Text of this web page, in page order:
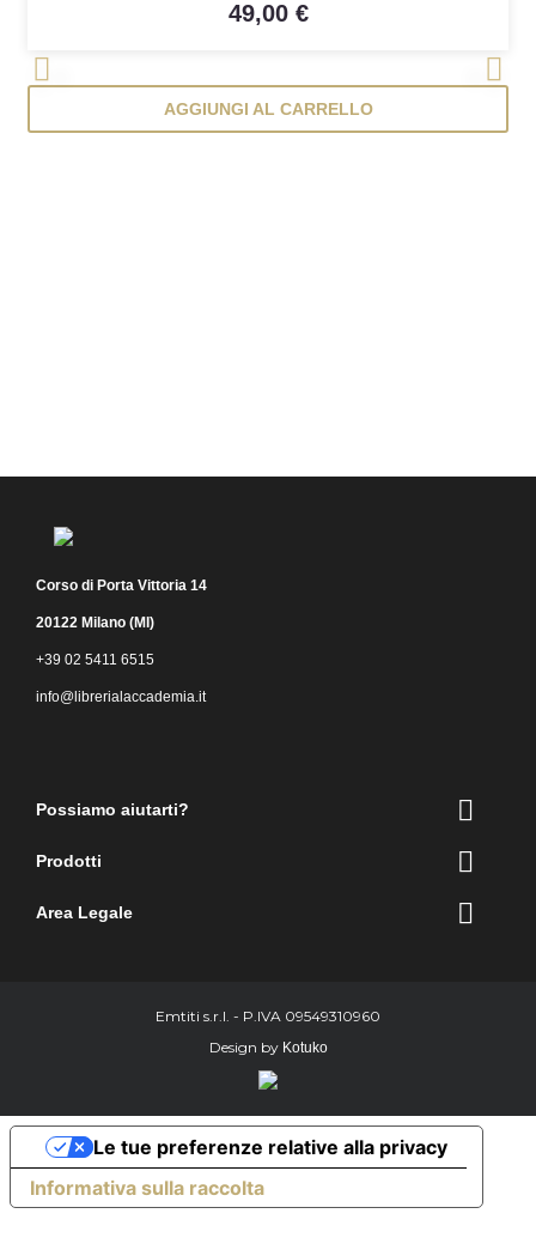
49,00 €
AGGIUNGI AL CARRELLO
Corso di Porta Vittoria 14
20122 Milano (MI)
+39 02 5411 6515
info@librerialaccademia.it
Possiamo aiutarti? 
Prodotti 
Area Legale 
Emtiti s.r.l. - P.IVA 09549310960
Design by Kotuko
Informativa sulla raccolta
Le tue preferenze relative alla privacy